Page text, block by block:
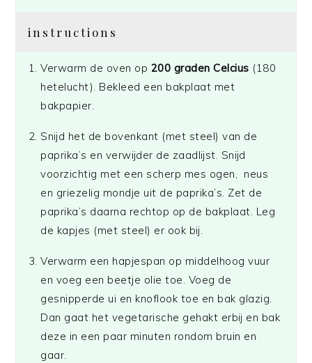
instructions
Verwarm de oven op 200 graden Celcius (180
hetelucht). Bekleed een bakplaat met
bakpapier.
Snijd het de bovenkant (met steel) van de
paprika’s en verwijder de zaadlijst. Snijd
voorzichtig met een scherp mes ogen, neus
en griezelig mondje uit de paprika’s. Zet de
paprika’s daarna rechtop op de bakplaat. Leg
de kapjes (met steel) er ook bij.
Verwarm een hapjespan op middelhoog vuur
en voeg een beetje olie toe. Voeg de
gesnipperde ui en knoflook toe en bak glazig.
Dan gaat het vegetarische gehakt erbij en bak
deze in een paar minuten rondom bruin en
gaar.